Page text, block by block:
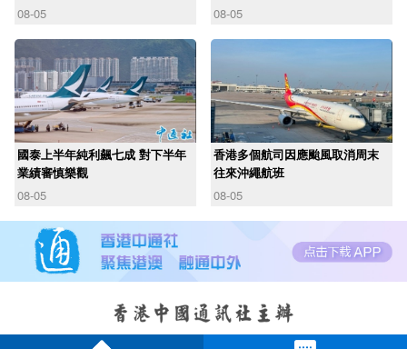
08-05
08-05
國泰上半年純利飆七成 對下半年
業績審慎樂觀
08-05
香港多個航司因應颱風取消周末
往來沖繩航班
08-05